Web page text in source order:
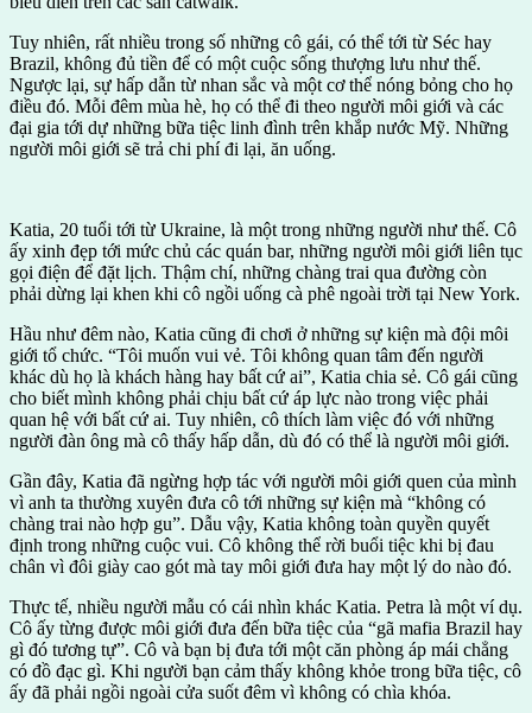
Tuy nhiên, rất nhiều trong số những cô gái, có thể tới từ Séc hay
Brazil, không đủ tiền để có một cuộc sống thượng lưu như thế.
Ngược lại, sự hấp dẫn từ nhan sắc và một cơ thể nóng bỏng cho họ
điều đó. Mỗi đêm mùa hè, họ có thể đi theo người môi giới và các
đại gia tới dự những bữa tiệc linh đình trên khắp nước Mỹ. Những
người môi giới sẽ trả chi phí đi lại, ăn uống.
Katia, 20 tuổi tới từ Ukraine, là một trong những người như thế. Cô
ấy xinh đẹp tới mức chủ các quán bar, những người môi giới liên tục
gọi điện để đặt lịch. Thậm chí, những chàng trai qua đường còn
phải dừng lại khen khi cô ngồi uống cà phê ngoài trời tại New York.
Hầu như đêm nào, Katia cũng đi chơi ở những sự kiện mà đội môi
giới tổ chức. “Tôi muốn vui vẻ. Tôi không quan tâm đến người
khác dù họ là khách hàng hay bất cứ ai”, Katia chia sẻ. Cô gái cũng
cho biết mình không phải chịu bất cứ áp lực nào trong việc phải
quan hệ với bất cứ ai. Tuy nhiên, cô thích làm việc đó với những
người đàn ông mà cô thấy hấp dẫn, dù đó có thể là người môi giới.
Gần đây, Katia đã ngừng hợp tác với người môi giới quen của mình
vì anh ta thường xuyên đưa cô tới những sự kiện mà “không có
chàng trai nào hợp gu”. Dẫu vậy, Katia không toàn quyền quyết
định trong những cuộc vui. Cô không thể rời buổi tiệc khi bị đau
chân vì đôi giày cao gót mà tay môi giới đưa hay một lý do nào đó.
Thực tế, nhiều người mẫu có cái nhìn khác Katia. Petra là một ví dụ.
Cô ấy từng được môi giới đưa đến bữa tiệc của “gã mafia Brazil hay
gì đó tương tự”. Cô và bạn bị đưa tới một căn phòng áp mái chẳng
có đồ đạc gì. Khi người bạn cảm thấy không khỏe trong bữa tiệc, cô
ấy đã phải ngồi ngoài cửa suốt đêm vì không có chìa khóa.